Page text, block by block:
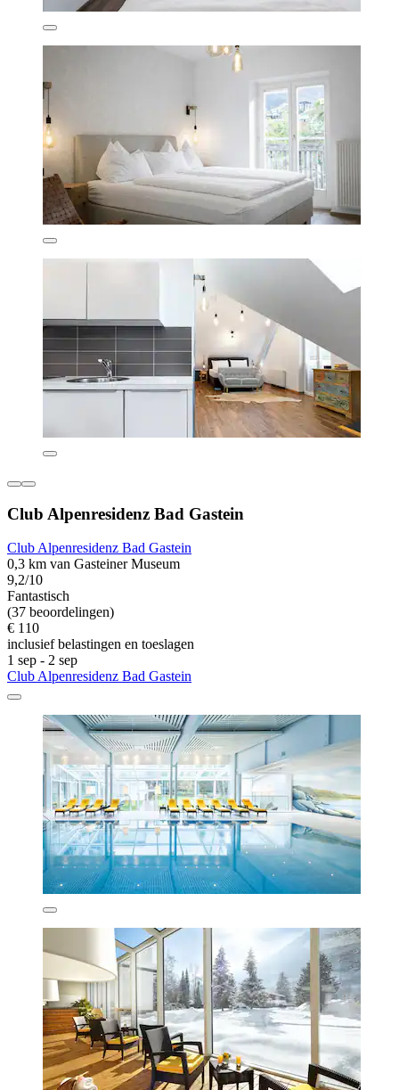
Club Alpenresidenz Bad Gastein
Club Alpenresidenz Bad Gastein
0,3 km van Gasteiner Museum
9,2/10
Fantastisch
(37 beoordelingen)
€ 110
inclusief belastingen en toeslagen
1 sep - 2 sep
Club Alpenresidenz Bad Gastein